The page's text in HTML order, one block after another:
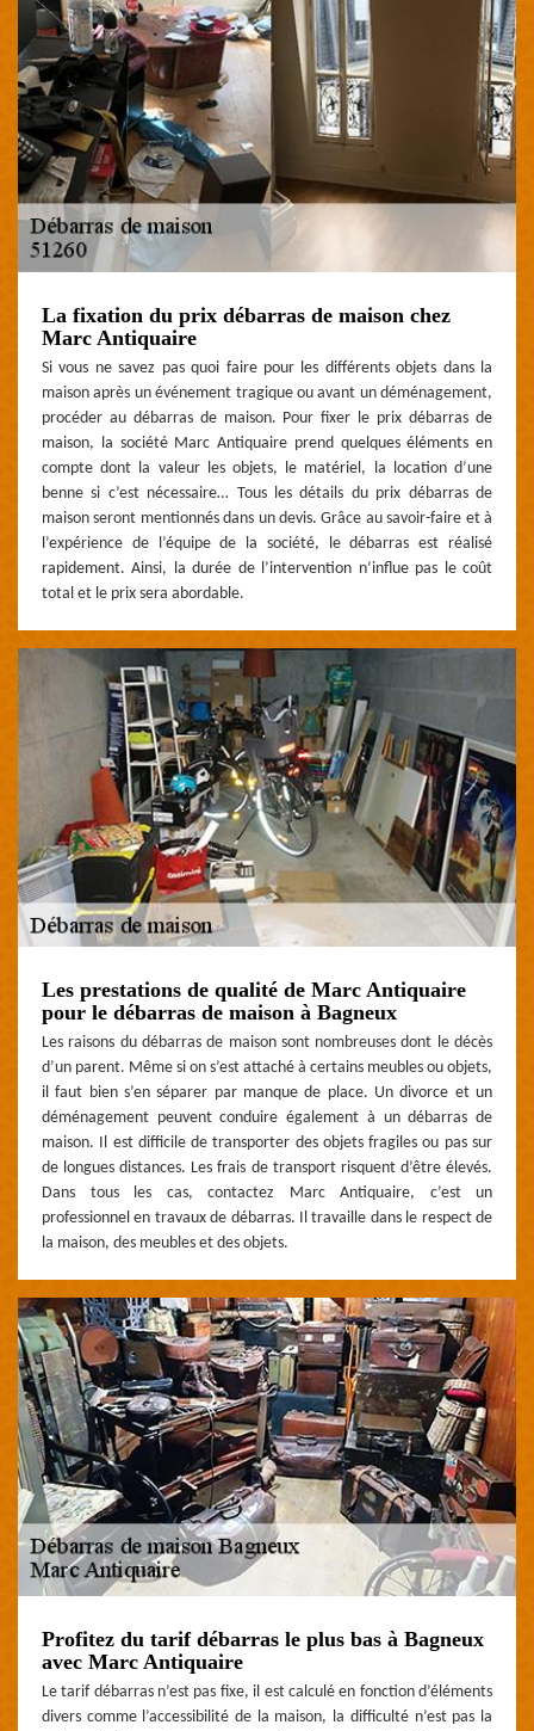
La fixation du prix débarras de maison chez
Marc Antiquaire
Si vous ne savez pas quoi faire pour les différents objets dans la
maison après un événement tragique ou avant un déménagement,
procéder au débarras de maison. Pour fixer le prix débarras de
maison, la société Marc Antiquaire prend quelques éléments en
compte dont la valeur les objets, le matériel, la location d’une
benne si c’est nécessaire… Tous les détails du prix débarras de
maison seront mentionnés dans un devis. Grâce au savoir-faire et à
l’expérience de l’équipe de la société, le débarras est réalisé
rapidement. Ainsi, la durée de l’intervention n’influe pas le coût
total et le prix sera abordable.
Les prestations de qualité de Marc Antiquaire
pour le débarras de maison à Bagneux
Les raisons du débarras de maison sont nombreuses dont le décès
d’un parent. Même si on s’est attaché à certains meubles ou objets,
il faut bien s’en séparer par manque de place. Un divorce et un
déménagement peuvent conduire également à un débarras de
maison. Il est difficile de transporter des objets fragiles ou pas sur
de longues distances. Les frais de transport risquent d’être élevés.
Dans tous les cas, contactez Marc Antiquaire, c’est un
professionnel en travaux de débarras. Il travaille dans le respect de
la maison, des meubles et des objets.
Profitez du tarif débarras le plus bas à Bagneux
avec Marc Antiquaire
Le tarif débarras n’est pas fixe, il est calculé en fonction d’éléments
divers comme l’accessibilité de la maison, la difficulté n’est pas la